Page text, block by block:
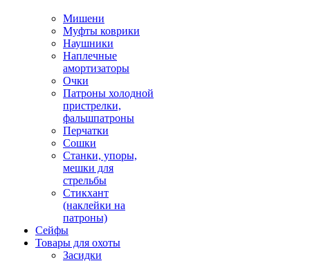
Мишени
Муфты коврики
Наушники
Наплечные
амортизаторы
Очки
Патроны холодной
пристрелки,
фальшпатроны
Перчатки
Сошки
Станки, упоры,
мешки для
стрельбы
Стикхант
(наклейки на
патроны)
Сейфы
Товары для охоты
Засидки